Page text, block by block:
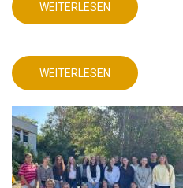
WEITERLESEN
ÜBER
PRODUKT!
WEITERLESEN
ÜBER
AKTUELLEM
DIGITALEN
PRODUKT!